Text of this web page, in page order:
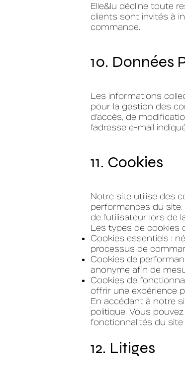
Elle&lu décline toute
clients sont invités à
commande.
10. Données
Les informations
pour la gestion des
d'accès, de
l'adresse e-mail
11. Cookies
Notre site utilise des
performances du
de l'utilisateur lors de
Les types de cookies
Cookies essentiels :
processus de
Cookies de
anonyme afin de
Cookies de
offrir une expérience
En accédant à notre
politique. Vous
fonctionnalités du
12. Litiges